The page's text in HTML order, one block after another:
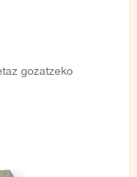
gozatzeko